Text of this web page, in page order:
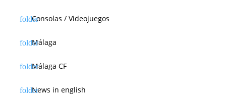
Consolas / Videojuegos
Málaga
Málaga CF
News in english